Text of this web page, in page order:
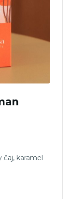
čaj, karamel